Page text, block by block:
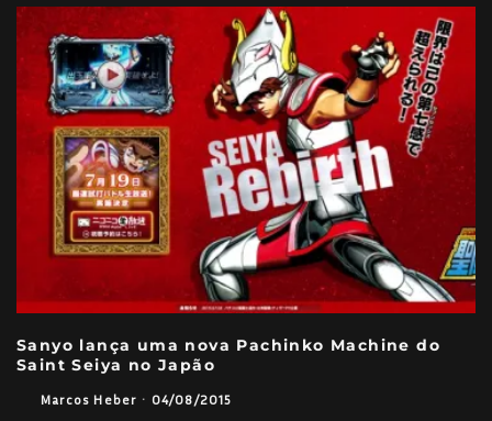
Sanyo lança uma nova Pachinko Machine do
Saint Seiya no Japão
Marcos Heber · 04/08/2015